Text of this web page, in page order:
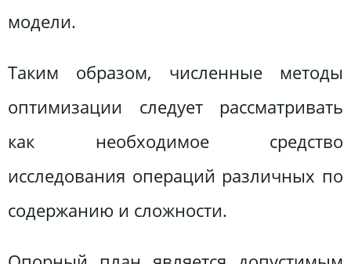
модели.
Таким образом, численные методы
оптимизации следует рассматривать
как необходимое средство
исследования операций различных по
содержанию и сложности.